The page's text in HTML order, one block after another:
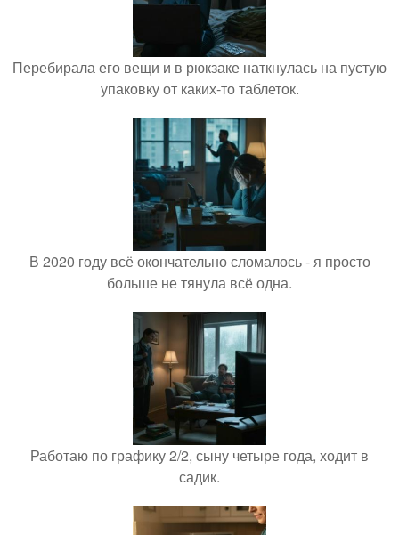
Перебирала его вещи и в рюкзаке наткнулась на пустую
упаковку от каких-то таблеток.
В 2020 году всё окончательно сломалось - я просто
больше не тянула всё одна.
Работаю по графику 2/2, сыну четыре года, ходит в
садик.